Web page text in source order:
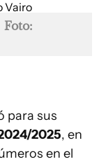
Foto:
para sus
2025, en
en el